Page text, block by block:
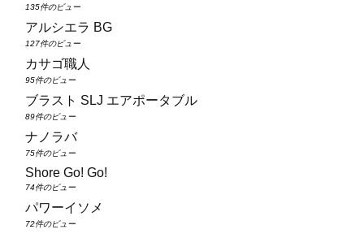
135件のビュー
アルシエラ BG
127件のビュー
カサゴ職人
95件のビュー
ブラスト SLJ エアポータブル
89件のビュー
ナノラバ
75件のビュー
Shore Go! Go!
74件のビュー
パワーイソメ
72件のビュー